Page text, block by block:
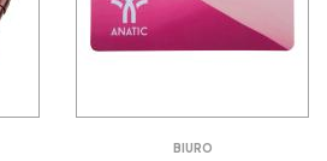
BIURO